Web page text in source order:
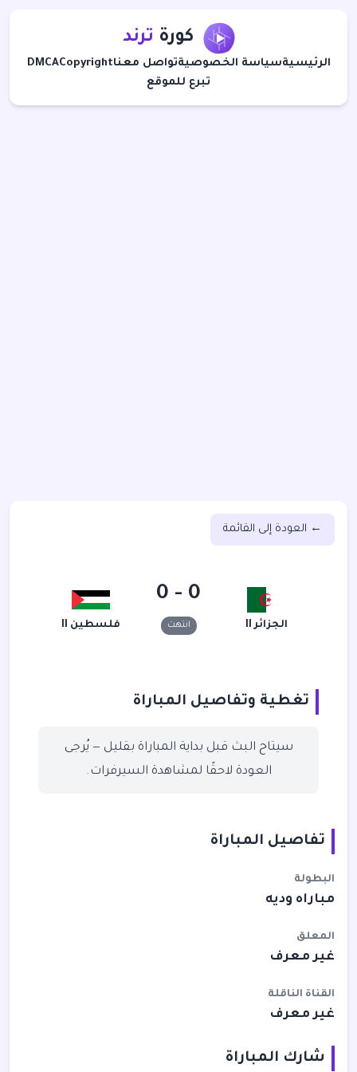
كورة ترند
الرئيسيةسياسة الخصوصيةتواصل معناCopyright
DMCA
تبرع للموقع
← العودة إلى القائمة
الجزائر II
0 - 0
انتهت فلسطين II
تغطية وتفاصيل المباراة
سيتاح البث قبل بداية المباراة بقليل — يُرجى
العودة لاحقًا لمشاهدة السيرفرات.
تفاصيل المباراة
البطولة
مباراه وديه
المعلق
غير معرف
القناة الناقلة
غير معرف
شارك المباراة